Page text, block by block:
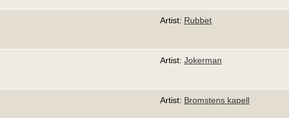
Artist: Rubbet
Artist: Jokerman
Artist: Bromstens kapell